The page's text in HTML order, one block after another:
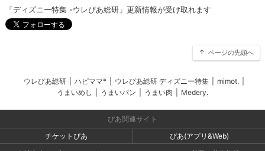
「ディズニー特集 -ウレぴあ総研」更新情報が受け取れます
ページの先頭へ
ウレぴあ総研 ハピママ* ウレぴあ総研 ディズニー特集 mimot.
うまいめし
うまいパン うまい肉 Medery.
ぴあ関連サイト
チケットぴあ
ぴあ(アプリ&Web)